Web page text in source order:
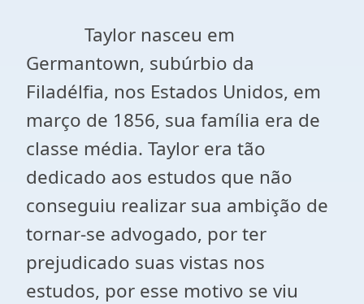
Taylor nasceu em
Germantown, subúrbio da
Filadélfia, nos Estados Unidos, em
março de 1856, sua família era de
classe média. Taylor era tão
dedicado aos estudos que não
conseguiu realizar sua ambição de
tornar-se advogado, por ter
prejudicado suas vistas nos
estudos, por esse motivo se viu